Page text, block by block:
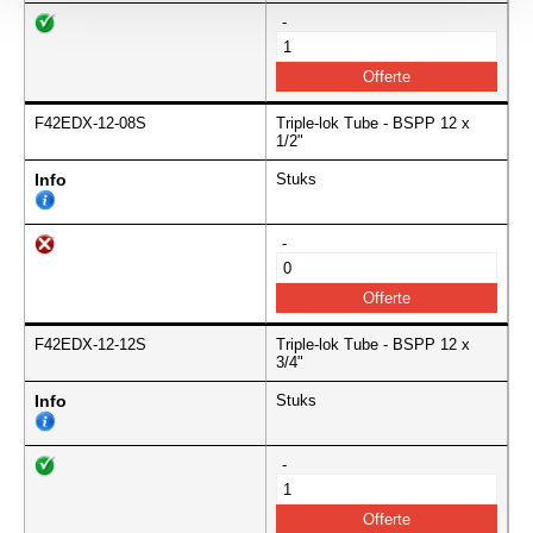
-
F42EDX-12-08S
Triple-lok Tube - BSPP 12 x
1/2"
Info Stuks
-
F42EDX-12-12S
Triple-lok Tube - BSPP 12 x
3/4"
Info Stuks
-